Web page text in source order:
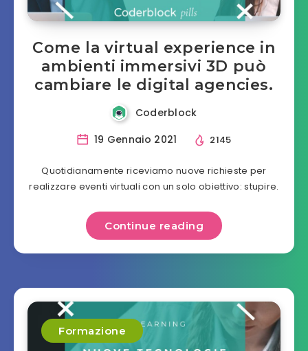
Come la virtual experience in
ambienti immersivi 3D può
cambiare le digital agencies.
Coderblock
19 Gennaio 2021
2145
Quotidianamente riceviamo nuove richieste per
realizzare eventi virtuali con un solo obiettivo: stupire.
Continue reading
Formazione